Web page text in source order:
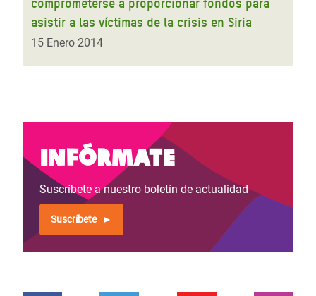
comprometerse a proporcionar fondos para
asistir a las víctimas de la crisis en Siria
15 Enero 2014
Infórmate
Suscríbete a nuestro boletín de actualidad
Suscríbete